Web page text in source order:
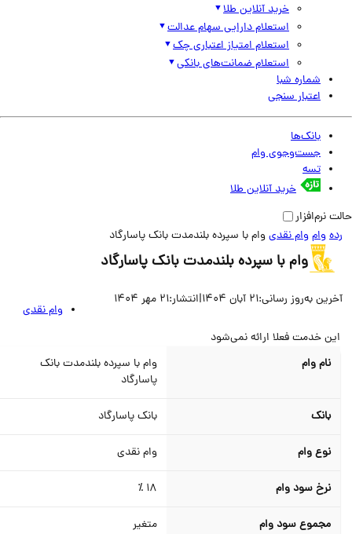
خرید آنلاین طلا
استعلام دارایی سهام عدالت
استعلام امتیاز اعتباری چک
استعلام ضمانت‌های بانکی
شماره شبا
اعتبار سنجی
بانک‌ها
جست‌وجوی وام
تسه
خرید آنلاین طلا
وام وام نقدیوام با سپرده بلندمدت بانک پاسارگاد
وام با سپرده بلندمدت بانک پاسارگاد
به‌روز رسانی:21 آبان 1404 |انتشار:21 مهر 1404
وام نقدی
خدمت فعلا ارائه نمی‌شود
نام وام
وام با سپرده بلندمدت بانک
پاسارگاد
بانک بانک پاسارگاد
نوع وام وام نقدی
نرخ سود وام
مجموع سود وام متغیر